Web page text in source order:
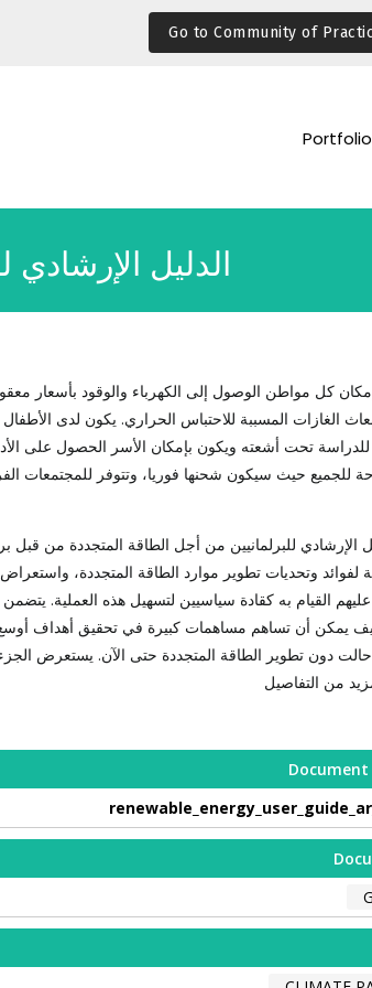
Go to Community of
Portfolio
الدليل الإرشادي
كل مواطن الوصول إلى الكهرباء والوقود بأسعار
الغازات المسببة للاحتباس الحراري. يكون لدى
تحت أشعته ويكون بإمكان الأسر الحصول على
للجميع حيث سيكون شحنها فوريا، وتتوفر للمجتمعات
الإرشادي للبرلمانيين من أجل الطاقة المتجددة من قبل
لفوائد وتحديات تطوير موارد الطاقة المتجددة،
عليهم القيام به كقادة سياسيين لتسهيل هذه العملية.
يمكن أن تساهم مساهمات كبيرة في تحقيق أهداف أوسع
حالت دون تطوير الطاقة المتجددة حتى الآن. يستعرض
من التفاصيل